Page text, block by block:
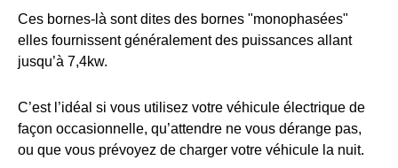
Ces bornes-là sont dites des bornes "monophasées"
elles fournissent généralement des puissances allant
jusqu’à 7,4kw.
C’est l’idéal si vous utilisez votre véhicule électrique de
façon occasionnelle, qu’attendre ne vous dérange pas,
ou que vous prévoyez de charger votre véhicule la nuit.